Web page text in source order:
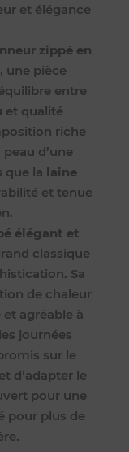
et élégance
zippé en
, une pièce
entre
et qualité
riche
d’une
que la laine
et tenue
élégant et
classique
Sa
de chaleur
agréable à
journées
sur le
d’adapter le
pour une
pour plus de